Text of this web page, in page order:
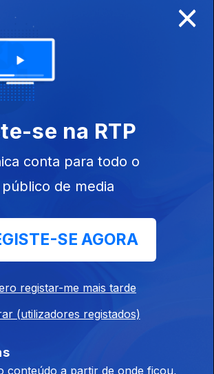
a aplicação RTP Play
CarPlay
×
se na RTP
conta para todo o
de media
SE AGORA
registar-me mais tarde
(utilizadores registados)
conteúdo a partir de onde ficou,